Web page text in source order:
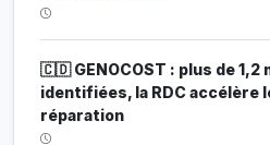
🇨🇩 GENOCOST : plus de 1,2
identifiées, la RDC accélère
réparation